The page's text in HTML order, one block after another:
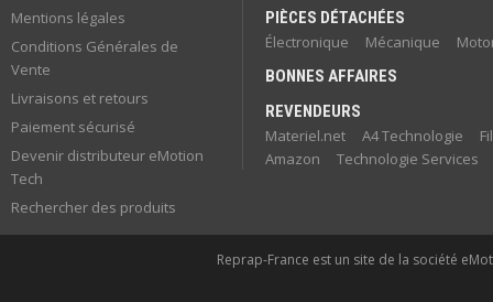
Mentions légales
Conditions Générales de
Vente
Livraisons et retours
Paiement sécurisé
Devenir distributeur eMotion
Tech
Rechercher des produits
PIÈCES DÉTACHÉES
Électronique
Mécanique
BONNES AFFAIRES
REVENDEURS
Materiel.net
A4 Technologie
Amazon
Technologie Services
Reprap-France est un site de la société